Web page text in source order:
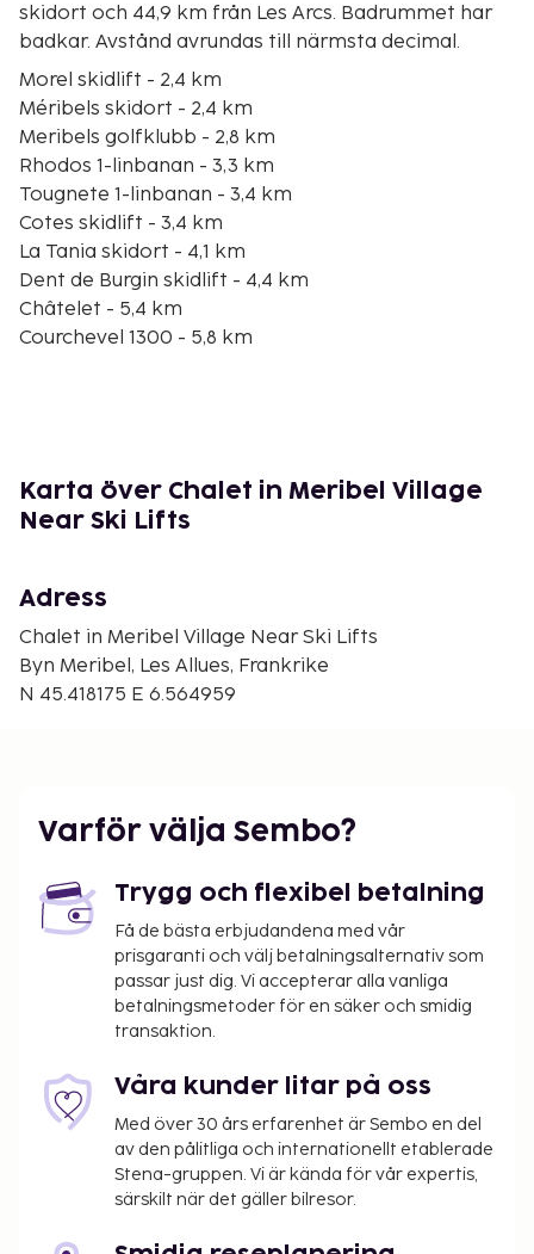
skidort och 44,9 km från Les Arcs. Badrummet har
badkar. Avstånd avrundas till närmsta decimal.
Morel skidlift - 2,4 km
Méribels skidort - 2,4 km
Meribels golfklubb - 2,8 km
Rhodos 1-linbanan - 3,3 km
Tougnete 1-linbanan - 3,4 km
Cotes skidlift - 3,4 km
La Tania skidort - 4,1 km
Dent de Burgin skidlift - 4,4 km
Châtelet - 5,4 km
Courchevel 1300 - 5,8 km
Pas du Lac 1 - 7,5 km
Närmaste flygplatser är:
tillgång till bastu och kan njuta av terrassen.
Boendet har även gratis wi-fi och skidförvaring.
Stadsskatt: 5.39 EUR per person per natt.
Vi har listat alla tilläggsavgifter som boendet har
upplyst oss om.
Kontanttransaktioner på boendet kan inte
överstiga EUR 1000, på grund av statliga
bestämmelser. Du kan få mer information
kontaktinformationen i bokningsbekräftelsen.
Karta över Chalet in Meribel Village
Near Ski Lifts
Adress
Chalet in Meribel Village Near Ski Lifts
Byn Meribel, Les Allues, Frankrike
N 45.418175 E 6.564959
Varför välja Sembo?
Trygg och flexibel betalning
Få de bästa erbjudandena med vår
prisgaranti och välj betalningsalternativ som
passar just dig. Vi accepterar alla vanliga
betalningsmetoder för en säker och smidig
transaktion.
Våra kunder litar på oss
Med över 30 års erfarenhet är Sembo en del
av den pålitliga och internationellt etablerade
Stena-gruppen. Vi är kända för vår expertis,
särskilt när det gäller bilresor.